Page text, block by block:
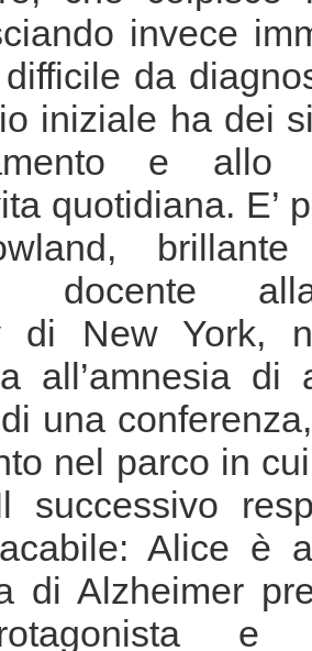
invece
difficile da
iniziale ha dei
e allo
quotidiana. E’
docente
di New York,
all’amnesia di
una
nel parco in
successivo
Alice è
di Alzheimer
e